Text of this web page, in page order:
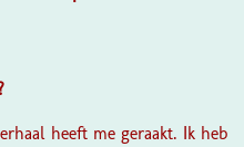
heeft me geraakt. Ik heb